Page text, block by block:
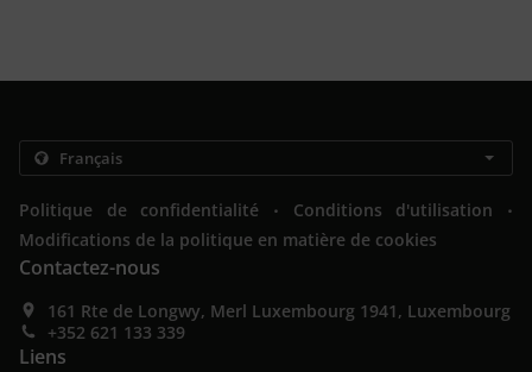
Politique de confidentialité . Conditions d'utilisation .
Modifications de la politique en matière de cookies
Contactez-nous
161 Rte de Longwy, Merl Luxembourg 1941, Luxembourg
+352 621 133 339
Liens